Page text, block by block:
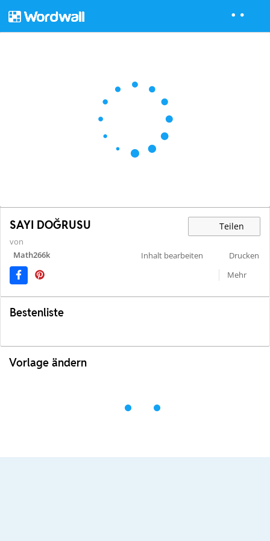
SAYI DOĞRUSU Teilen
von
Math266k
Inhalt bearbeiten
Drucken
Mehr
Bestenliste
Vorlage ändern